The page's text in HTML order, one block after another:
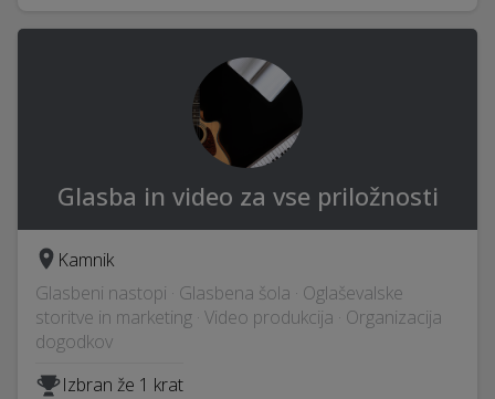
Glasba in video za vse priložnosti
Kamnik
Glasbeni nastopi · Glasbena šola · Oglaševalske
storitve in marketing · Video produkcija · Organizacija
dogodkov
Izbran že 1 krat